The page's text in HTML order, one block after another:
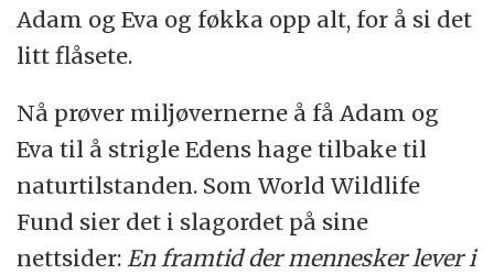
Adam og Eva og føkka opp alt, for å si det
litt flåsete.
Nå prøver miljøvernerne å få Adam og
Eva til å strigle Edens hage tilbake til
naturtilstanden. Som World Wildlife
Fund sier det i slagordet på sine
nettsider: En framtid der mennesker lever i